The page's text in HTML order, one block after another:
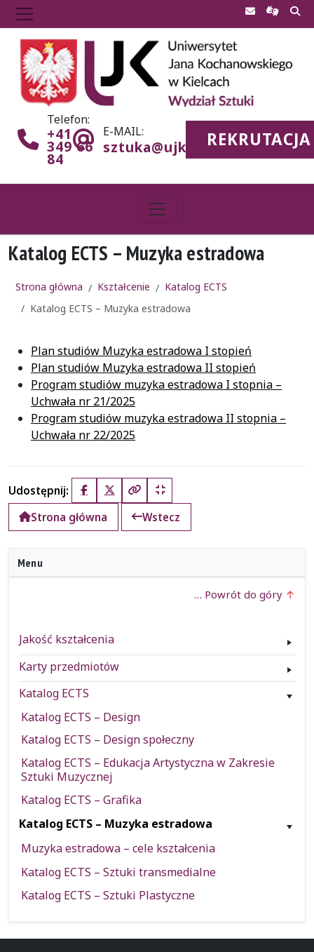
Telefon:
+41
349 66
84
E-MAIL:
sztuka@ujk.edu.plREKRUTACJA
Katalog ECTS – Muzyka estradowa
Strona główna Kształcenie
Katalog ECTS
Katalog ECTS – Muzyka estradowa
Plan studiów Muzyka estradowa I stopień
Plan studiów Muzyka estradowa II stopień
Program studiów muzyka estradowa I stopnia –
Uchwała nr 21/2025
Program studiów muzyka estradowa II stopnia –
Uchwała nr 22/2025
Udostępnij: FacebookX (Twitter)
Kopiuj pełny link
Kopiuj krótki link
Strona główna
Wstecz
Menu
… Powrót do góry
Jakość kształcenia
Karty przedmiotów
Katalog ECTS
Katalog ECTS – Design
Katalog ECTS – Design społeczny
Katalog ECTS – Edukacja Artystyczna w Zakresie
Sztuki Muzycznej
Katalog ECTS – Grafika
Katalog ECTS – Muzyka estradowa
Muzyka estradowa – cele kształcenia
Katalog ECTS – Sztuki transmedialne
Katalog ECTS – Sztuki Plastyczne